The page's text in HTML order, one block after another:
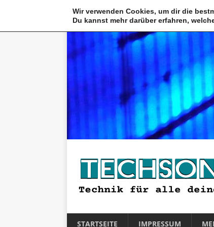
STARTSEITE IMPRESSUM
Wir verwenden Cookies, um dir die
Du kannst mehr darüber erfahren,